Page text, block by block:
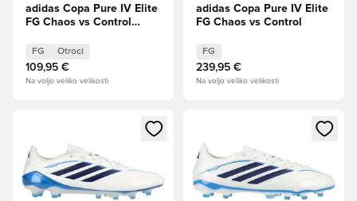
adidas Copa Pure IV Elite
FG Chaos vs Control
FG Otroci
109,95 €
Na voljo veliko velikosti
adidas Copa Pure IV Elite
FG Chaos vs Control
FG
239,95 €
Na voljo veliko velikosti
Odpre Modal za prijavo ali vpis kot članOdpre Modal za prijavo ali